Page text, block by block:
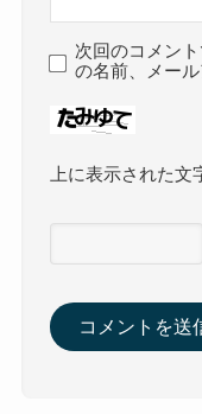
次回のコメン
の名前、メー
上に表示された文